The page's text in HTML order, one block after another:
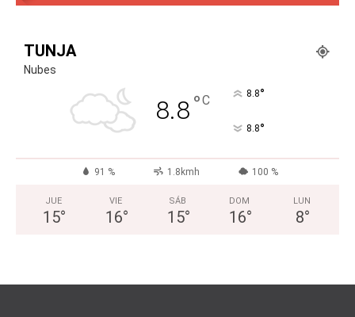
TUNJA
Nubes
8.8°C 8.8°
8.8°
91 % 1.8kmh 100 %
JUE
15°
VIE
16°
SÁB
15°
DOM
16°
LUN
8°